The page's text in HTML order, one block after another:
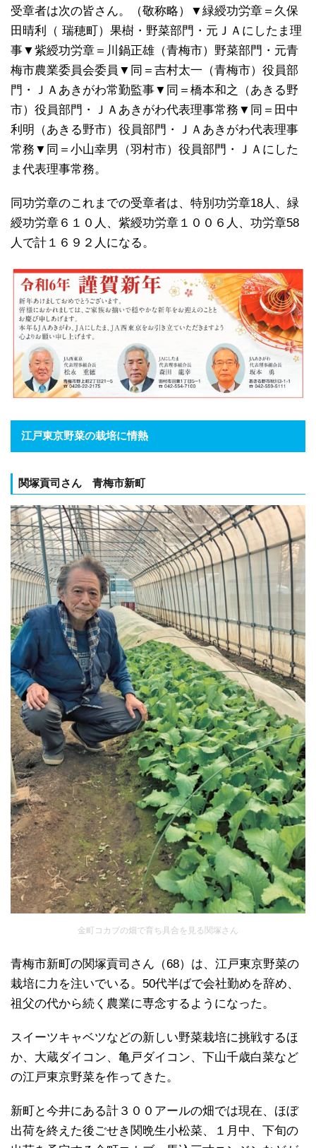
受章者は次の皆さん。（敬称略）▼緑綬功労章＝久保
田晴利（ 瑞穂町）果樹・野菜部門・元ＪＡにしたま理
事▼紫綬功労章＝川鍋正雄（青梅市）野菜部門・元青
梅市農業委員会委員▼同＝吉村太一（青梅市）役員部
門・ＪＡあきがわ常勤監事▼同＝橋本和之（あきる野
市）役員部門・ＪＡあきがわ代表理事常務▼同＝田中
利明（あきる野市）役員部門・ＪＡあきがわ代表理事
常務▼同＝小山幸男（羽村市）役員部門・ＪＡにした
ま代表理事常務。
同功労章のこれまでの受章者は、特別功労章18人、緑
綬功労章６１０人、紫綬功労章１００６人、功労章58
人で計１６９２人になる。
江戸東京野菜の栽培に情熱
関塚貢司さん 青梅市新町
金町コカブの畑で育ち具合を見る関塚さん
青梅市新町の関塚貢司さん（68）は、江戸東京野菜の
栽培に力を注いでいる。50代半ばで会社勤めを辞め、
祖父の代から続く農業に専念するようになった。
スイーツキャベツなどの新しい野菜栽培に挑戦するほ
か、大蔵ダイコン、亀戸ダイコン、下山千歳白菜など
の江戸東京野菜を作ってきた。
新町と今井にある計３００アールの畑では現在、ほぼ
出荷を終えた後ごせき関晩生小松菜、１月中、下旬の